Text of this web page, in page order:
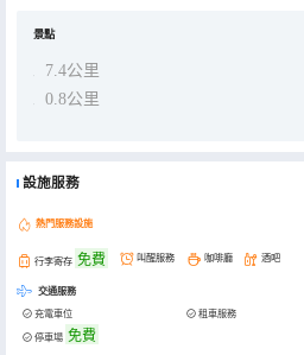
童樂園可供小朋友盡情玩樂。此外還提供豐富的娛樂休閒設施，健
求。【湯池泡泉】提供免費温泉，不同房間配備私湯，並提供桑拿
愜意的休閒體驗。【篝火晚會】不定時舉辦篝火晚會，讓您身臨其
繁花，都能在房間一覽而盡，不出酒店即可欣賞草原美景。【酒店
廳，戶外傢俱，棋牌室，健身房，桑拿浴室，圖書室，兒童樂園。
景點
7.4公里
0.8公里
設施服務
熱門服務設施
行李寄存 免費 叫醒服務 咖啡廳 酒吧
交通服務
充電車位 租車服務
停車場 免費